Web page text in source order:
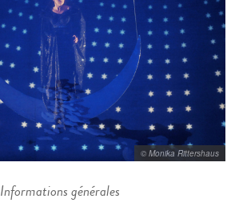
© Monika Rittershaus
Informations générales